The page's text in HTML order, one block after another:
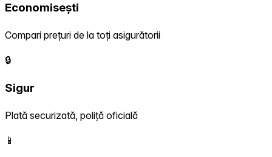
Economisești
Compari prețuri de la toți asigurătorii
🔒
Sigur
Plată securizată, poliță oficială
📱